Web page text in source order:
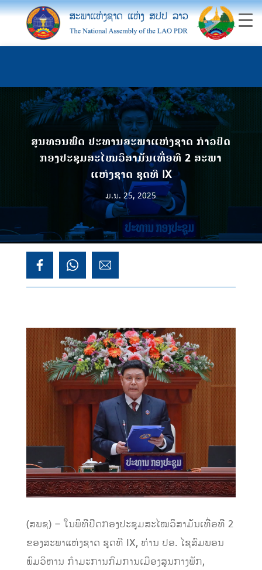
ສູນທອນພົດ ປະທານສະພາແຫ່ງຊາດ ກ່າວປິດ
ກອງປະຊຸມສະໄໝວິສາມັນເທື່ອທີ 2 ສະພາ
ແຫ່ງຊາດ ຊຸດທີ IX
ມ.ນ. 25, 2025
(ສພຊ) – ໃນພິທີປິດກອງປະຊຸມສະໄໝວິສາມັນເທື່ອທີ 2
ຂອງສະພາແຫ່ງຊາດ ຊຸດທີ IX, ທ່ານ ປອ. ໄຊສົມພອນ
ພົມວິຫານ ກໍາມະການກົມການເມືອງສູນກາງພັກ,